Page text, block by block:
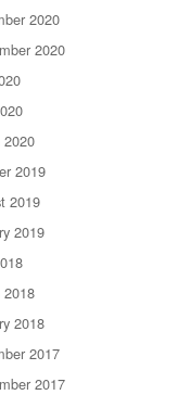
2020
2020
2020
2019
2019
2019
2018
2018
2017
2017